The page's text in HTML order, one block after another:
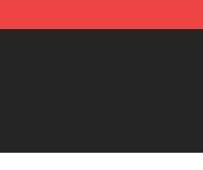
Jschlatt Store -